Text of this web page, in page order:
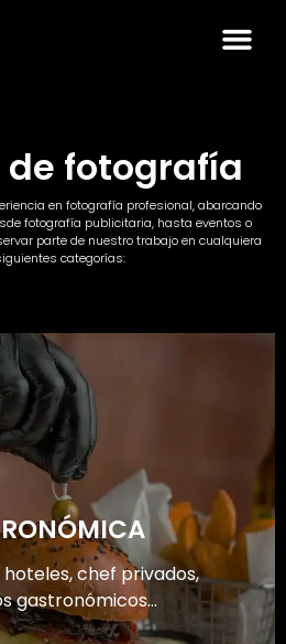
de fotografía
en fotografía profesional, abarcando
fotografía publicitaria, hasta eventos o
parte de nuestro trabajo en cualquiera
categorías:
chef privados,
gastronómicos...